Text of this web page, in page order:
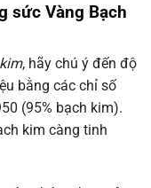
sức Vàng Bạch
, hãy chú ý đến độ
bằng các chỉ số
(95% bạch kim).
kim càng tinh